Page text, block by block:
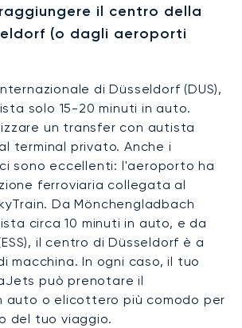
il centro della
(o dagli aeroporti
di Düsseldorf (DUS),
solo 15-20 minuti in auto.
un transfer con autista
terminal privato. Anche i
sono eccellenti: l'aeroporto ha
ferroviaria collegata al
Da Mönchengladbach
circa 10 minuti in auto, e da
il centro di Düsseldorf è a
macchina. In ogni caso, il tuo
può prenotare il
auto o elicottero più comodo per
del tuo viaggio.